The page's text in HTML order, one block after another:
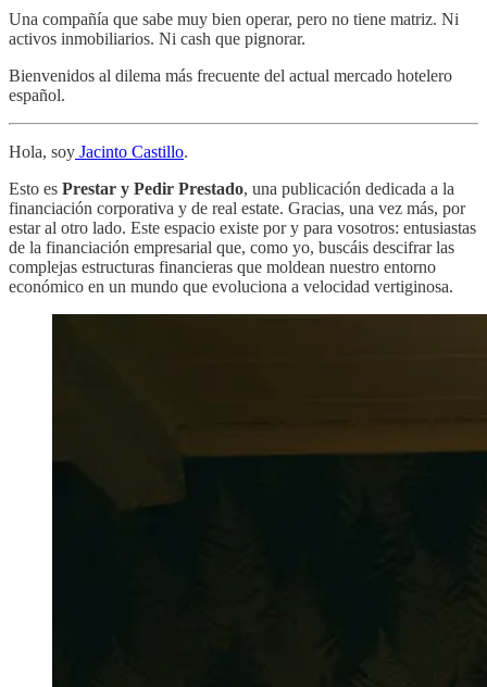
Una compañía que sabe muy bien operar, pero no tiene matriz. Ni
activos inmobiliarios. Ni cash que pignorar.
Bienvenidos al dilema más frecuente del actual mercado hotelero
español.
Hola, soy Jacinto Castillo.
Esto es Prestar y Pedir Prestado, una publicación dedicada a la
financiación corporativa y de real estate. Gracias, una vez más, por
estar al otro lado. Este espacio existe por y para vosotros: entusiastas
de la financiación empresarial que, como yo, buscáis descifrar las
complejas estructuras financieras que moldean nuestro entorno
económico en un mundo que evoluciona a velocidad vertiginosa.